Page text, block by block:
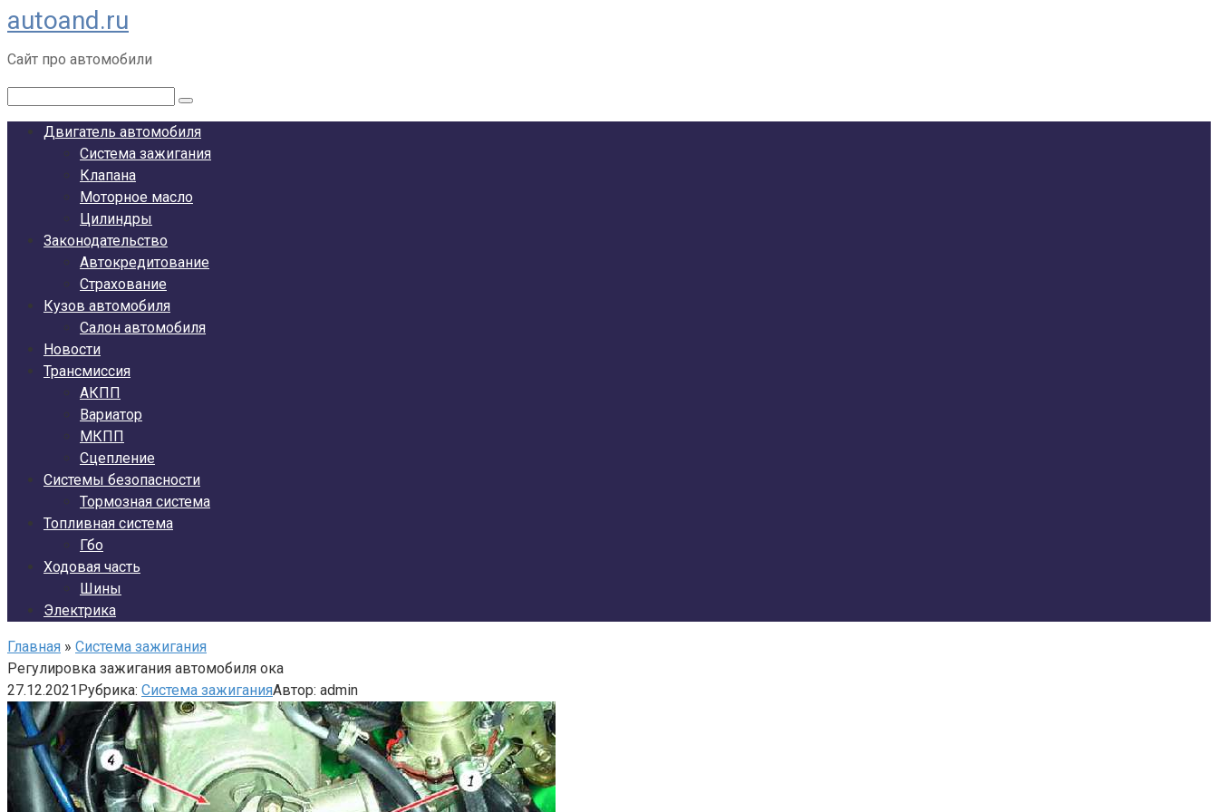
Перейти
к
контенту
autoand.ru
Сайт про автомобили
Двигатель автомобиля
Система зажигания
Клапана
Моторное масло
Цилиндры
Законодательство
Автокредитование
Страхование
Кузов автомобиля
Салон автомобиля
Новости
Трансмиссия
АКПП
Вариатор
МКПП
Сцепление
Системы безопасности
Тормозная система
Топливная система
Гбо
Ходовая часть
Шины
Электрика
Главная » Система зажигания
Регулировка зажигания автомобиля ока
27.12.2021Рубрика: Система зажиганияАвтор: admin